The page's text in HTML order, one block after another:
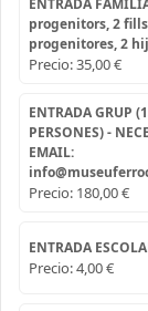
progenitors, 2
progenitores, 2
Precio:35,00 €
ENTRADA GRUP
PERSONES) -
EMAIL:
Precio: 180,00 €
ENTRADA
Precio:4,00 €